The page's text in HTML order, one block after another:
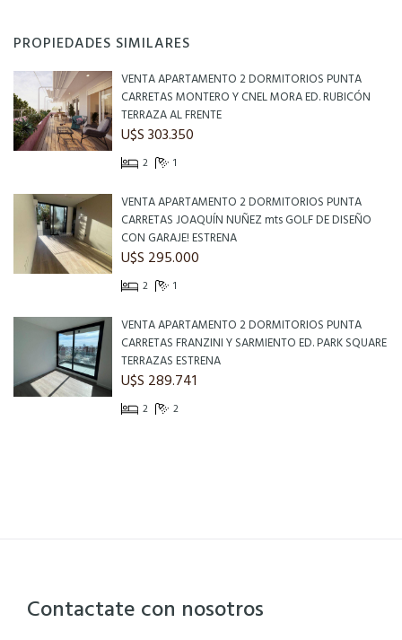
PROPIEDADES SIMILARES
VENTA APARTAMENTO 2 DORMITORIOS PUNTA
CARRETAS MONTERO Y CNEL MORA ED. RUBICÓN
TERRAZA AL FRENTE
U$S 303.350
2 1
VENTA APARTAMENTO 2 DORMITORIOS PUNTA
CARRETAS JOAQUÍN NUÑEZ mts GOLF DE DISEÑO
CON GARAJE! ESTRENA
U$S 295.000
2 1
VENTA APARTAMENTO 2 DORMITORIOS PUNTA
CARRETAS FRANZINI Y SARMIENTO ED. PARK SQUARE
TERRAZAS ESTRENA
U$S 289.741
2 2
Contactate con nosotros